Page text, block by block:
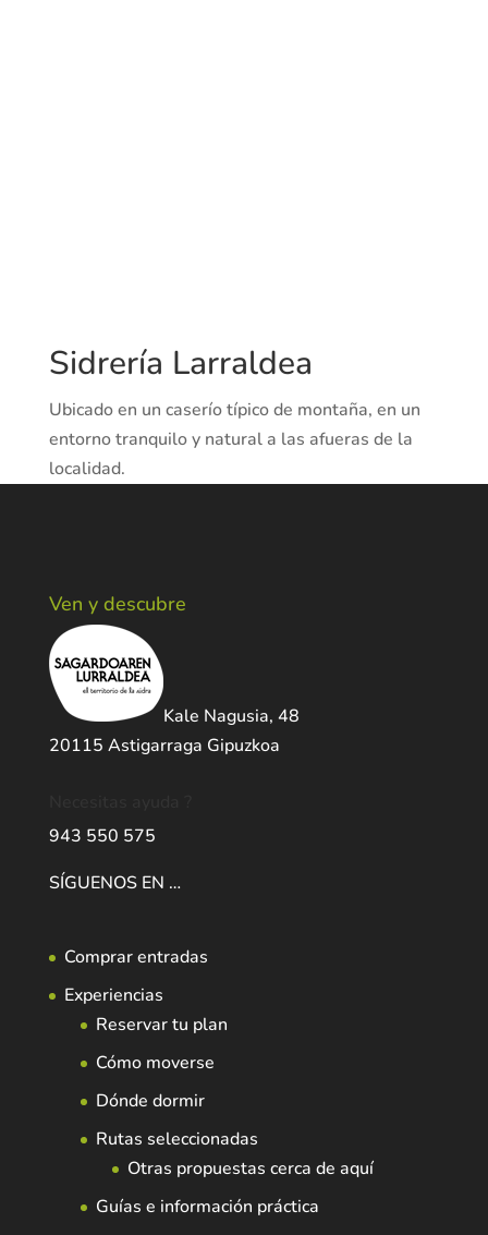
Sidrería Larraldea
Ubicado en un caserío típico de montaña, en un
entorno tranquilo y natural a las afueras de la
localidad.
Ven y descubre
Kale Nagusia, 48
20115 Astigarraga Gipuzkoa
943 550 575
SÍGUENOS EN …
Comprar entradas
Experiencias
Reservar tu plan
Cómo moverse
Dónde dormir
Rutas seleccionadas
Otras propuestas cerca de aquí
Guías e información práctica